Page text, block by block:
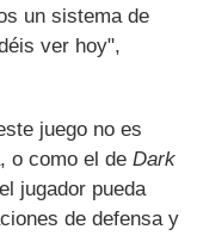
un sistema de
ver hoy",
juego no es
o como el deDark
jugador pueda
de defensa y